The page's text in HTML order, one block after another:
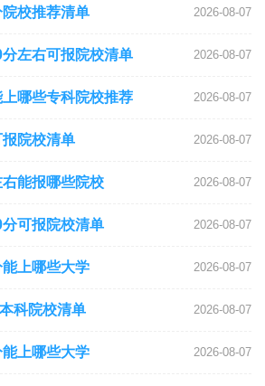
院校推荐清单 2026-08-07
左右可报院校清单 2026-08-07
哪些专科院校推荐 2026-08-07
院校清单 2026-08-07
右能报哪些院校 2026-08-07
分可报院校清单 2026-08-07
能上哪些大学 2026-08-07
科院校清单 2026-08-07
能上哪些大学 2026-08-07